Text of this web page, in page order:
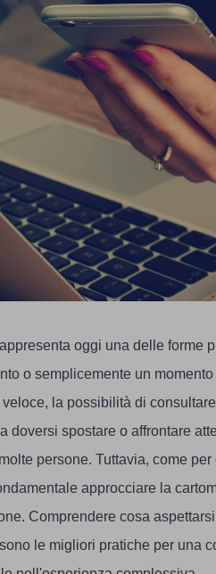
oggi una delle forme
o semplicemente un
la possibilità di
doversi spostare o affrontare
persone. Tuttavia, come
approcciare la
Comprendere cosa
le migliori pratiche per una